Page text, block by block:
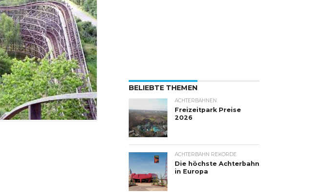
BELIEBTE THEMEN
ACHTERBAHNEN
Freizeitpark Preise
2026
ACHTERBAHN REKORDE
Die höchste Achterbahn
in Europa